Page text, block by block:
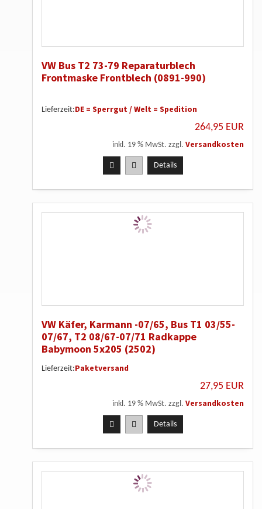
VW Bus T2 73-79 Reparaturblech
Frontmaske Frontblech (0891-990)
Lieferzeit:DE = Sperrgut / Welt = Spedition
264,95 EUR
inkl. 19 % MwSt. zzgl. Versandkosten
Details
VW Käfer, Karmann -07/65, Bus T1 03/55-
07/67, T2 08/67-07/71 Radkappe
Babymoon 5x205 (2502)
Lieferzeit:Paketversand
27,95 EUR
inkl. 19 % MwSt. zzgl. Versandkosten
Details